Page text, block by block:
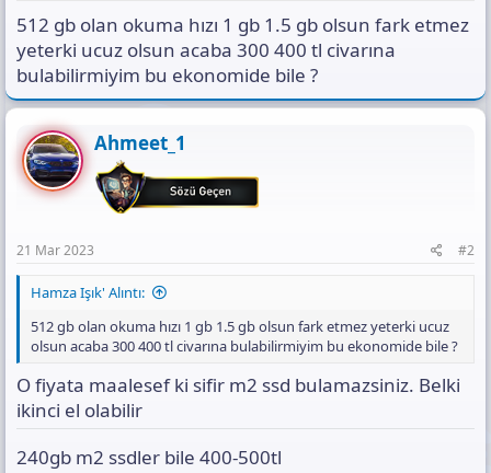
n
K
o
512 gb olan okuma hızı 1 gb 1.5 gb olsun fark etmez
yeterki ucuz olsun acaba 300 400 tl civarına
bulabilirmiyim bu ekonomide bile ?
Ahmeet_1
21 Mar 2023 #2
Hamza Işık' Alıntı:
512 gb olan okuma hızı 1 gb 1.5 gb olsun fark etmez yeterki ucuz
olsun acaba 300 400 tl civarına bulabilirmiyim bu ekonomide bile ?
O fiyata maalesef ki sifir m2 ssd bulamazsiniz. Belki
ikinci el olabilir
240gb m2 ssdler bile 400-500tl